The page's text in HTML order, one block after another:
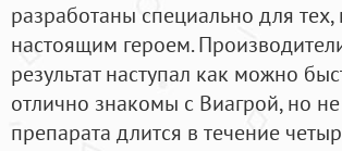
разработаны специально для тех,
настоящим героем.
результат наступал как можно
отлично знакомы с Виагрой, но
препарата длится в течение